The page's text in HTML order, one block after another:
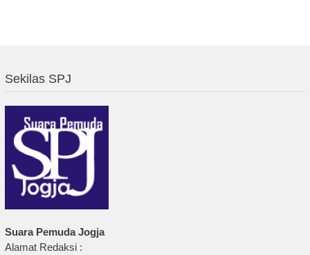
Sekilas SPJ
Suara Pemuda Jogja
Alamat Redaksi :